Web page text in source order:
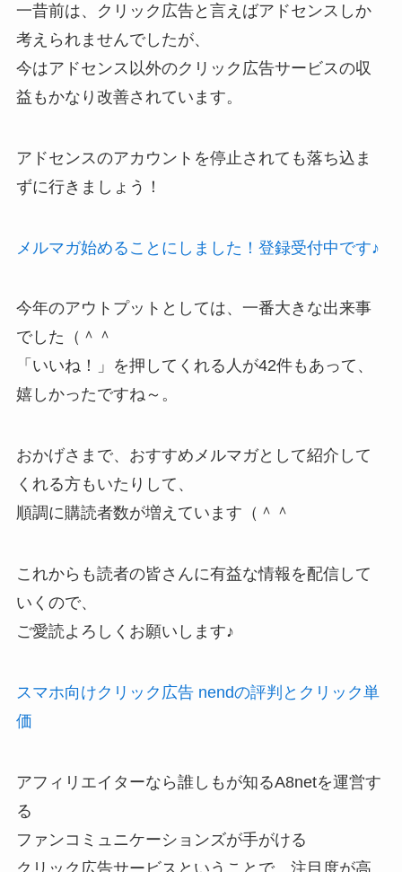
一昔前は、クリック広告と言えばアドセンスしか
考えられませんでしたが、
今はアドセンス以外のクリック広告サービスの収
益もかなり改善されています。
アドセンスのアカウントを停止されても落ち込ま
ずに行きましょう！
メルマガ始めることにしました！登録受付中です♪
今年のアウトプットとしては、一番大きな出来事
でした（＾＾
「いいね！」を押してくれる人が42件もあって、
嬉しかったですね～。
おかげさまで、おすすめメルマガとして紹介して
くれる方もいたりして、
順調に購読者数が増えています（＾＾
これからも読者の皆さんに有益な情報を配信して
いくので、
ご愛読よろしくお願いします♪
スマホ向けクリック広告 nendの評判とクリック単
価
アフィリエイターなら誰しもが知るA8netを運営す
る
ファンコミュニケーションズが手がける
クリック広告サービスということで、注目度が高